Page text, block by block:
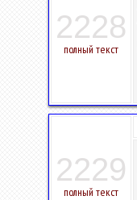
2228
полный текст
2229
полный текст